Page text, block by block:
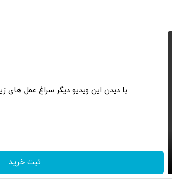
با دیدن این ویدیو دیگر سراغ عمل های
ثبت خرید